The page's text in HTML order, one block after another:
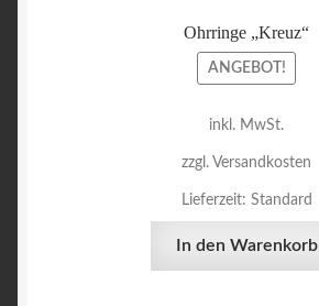
Ohrringe „Kreuz“
ANGEBOT!
inkl. MwSt.
zzgl. Versandkosten
Lieferzeit: Standard
In den Warenkorb